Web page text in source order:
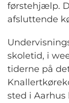
førstehjælp.
afsluttende
skoletid, i
tiderne på
sted i